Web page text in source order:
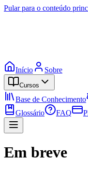
Pular para o conteúdo
Início Sobre
Cursos
Base de Conhecimento
Glossário
FAQ
Em breve